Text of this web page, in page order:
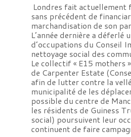
Londres fait actuellement
sans précédent de
marchandisation de son
L’année dernière a déferlé
d’occupations du Conseil
nettoyage social des
Le collectif « E15 mothers
de Carpenter Estate
afin de lutter contre la
municipalité de les
possible du centre de
les résidents de Guiness
social) poursuivent leur
continuent de faire